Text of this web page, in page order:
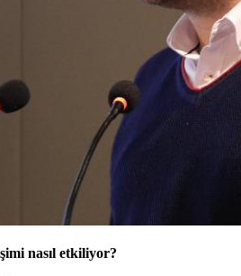
nasıl etkiliyor?